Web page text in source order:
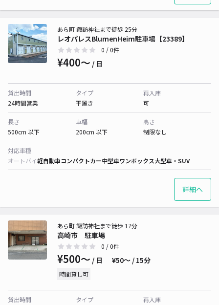
レオパレスBlumenHeim駐車場【23389】
あら町 諏訪神社まで徒歩 25分
0 / 0件
¥400〜 / 日
貸出時間
24時間営業
タイプ
平置き
再入庫
可
長さ
500cm 以下
車幅
200cm 以下
高さ
制限なし
対応車種
オートバイ軽自動車コンパクトカー中型車ワンボックス大型車・SUV
詳細へ
高崎市 駐車場
あら町 諏訪神社まで徒歩 17分
0 / 0件
¥500〜 / 日 ¥50〜 / 15分
時間貸し可
貸出時間
タイプ
再入庫